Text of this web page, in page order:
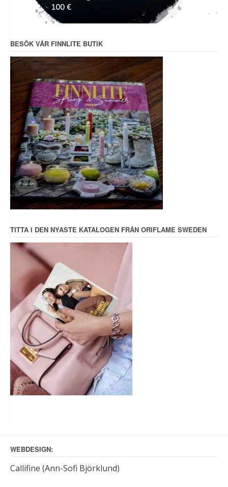
BESÖK VÅR FINNLITE BUTIK
TITTA I DEN NYASTE KATALOGEN FRÅN ORIFLAME SWEDEN
WEBDESIGN:
Callifine (Ann-Sofi Björklund)